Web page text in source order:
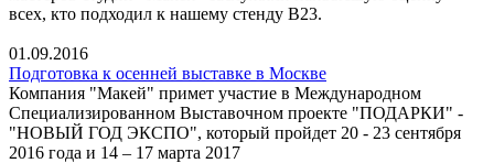
всех, кто подходил к нашему стенду В23.
01.09.2016
Подготовка к осенней выставке в Москве
Компания "Макей" примет участие в Международном
Специализированном Выставочном проекте "ПОДАРКИ" -
"НОВЫЙ ГОД ЭКСПО", который пройдет 20 - 23 сентября
2016 года и 14 – 17 марта 2017